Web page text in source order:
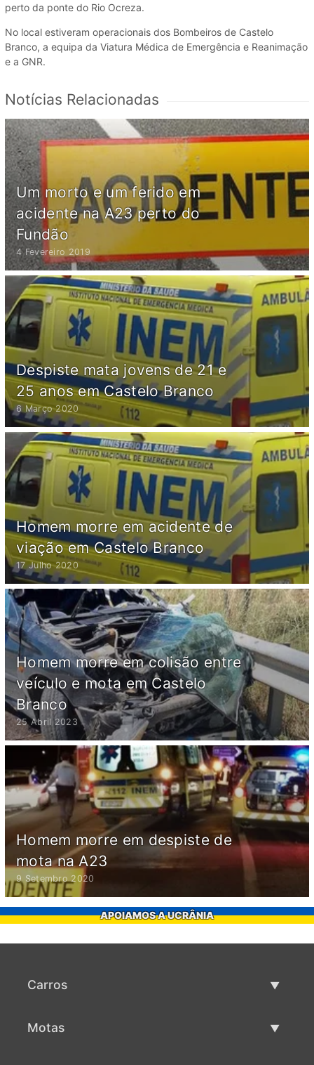
perto da ponte do Rio Ocreza.
No local estiveram operacionais dos Bombeiros de Castelo
Branco, a equipa da Viatura Médica de Emergência e Reanimação
e a GNR.
Notícias Relacionadas
Um morto e um ferido em
acidente na A23 perto do
Fundão
4 Fevereiro 2019
Despiste mata jovens de 21 e
25 anos em Castelo Branco
6 Março 2020
Homem morre em acidente de
viação em Castelo Branco
17 Julho 2020
Homem morre em colisão entre
veículo e mota em Castelo
Branco
25 Abril 2023
Homem morre em despiste de
mota na A23
9 Setembro 2020
APOIAMOS A UCRÂNIA
Carros
Motas